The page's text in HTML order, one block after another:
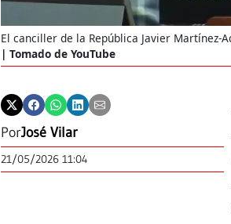
El canciller de la República Javier Martínez-
Tomado de YouTube
PorJosé Vilar
21/05/2026 11:04